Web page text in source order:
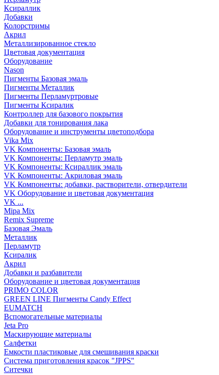
Ксираллик
Добавки
Колорстримы
Акрил
Металлизированное стекло
Цветовая документация
Оборудование
Nason
Пигменты Базовая эмаль
Пигменты Металлик
Пигменты Перламуртровые
Пигменты Ксиралик
Контроллер для базового покрытия
Добавки для тонирования лака
Оборудование и инструменты цветоподбора
Vika Mix
VK Компоненты: Базовая эмаль
VK Компоненты: Перламутр эмаль
VK Компоненты: Ксираллик эмаль
VK Компоненты: Акриловая эмаль
VK Компоненты: добавки, растворители, отвердители
VK Оборудование и цветовая документация
VK ...
Mipa Mix
Remix Supreme
Базовая Эмаль
Металлик
Перламутр
Ксиралик
Акрил
Добавки и разбавители
Оборудование и цветовая документация
PRIMO COLOR
GREEN LINE Пигменты Candy Effect
EUMATCH
Вспомогательные материалы
Jeta Pro
Маскирующие материалы
Салфетки
Емкости пластиковые для смешивания краски
Система приготовления красок "JPPS"
Ситечки